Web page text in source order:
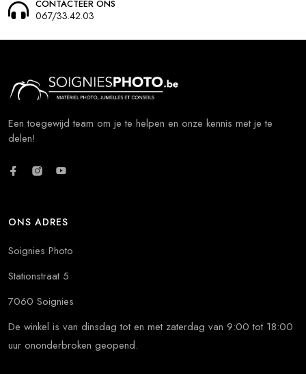
CONTACTEER ONS
067/33.42.03
Een toegewijd team om je te helpen en onze kennis met je te
delen!
ONS ADRES
Soignies Photo
Stationstraat 5
7060 Soignies
De winkel is van dinsdag tot en met zaterdag van 9:00 tot 18:00
uur ononderbroken geopend.